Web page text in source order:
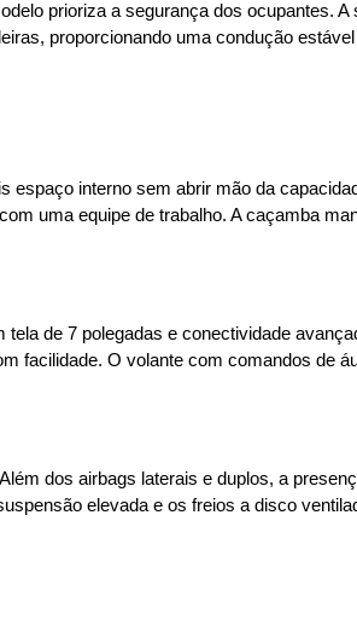
prioriza a segurança dos ocupantes.
proporcionando uma condução
espaço interno sem abrir mão da
uma equipe de trabalho. A caçamba
de 7 polegadas e conectividade
facilidade. O volante com comandos de
dos airbags laterais e duplos, a
elevada e os freios a disco